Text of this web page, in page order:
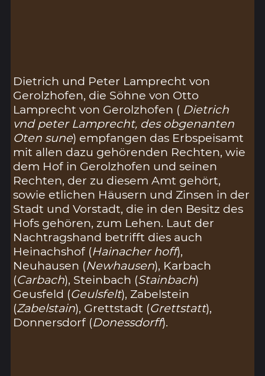
Dietrich und Peter Lamprecht von
Gerolzhofen, die Söhne von Otto
Lamprecht von Gerolzhofen ( Dietrich
vnd peter Lamprecht, des obgenanten
Oten sune) empfangen das Erbspeisamt
mit allen dazu gehörenden Rechten, wie
dem Hof in Gerolzhofen und seinen
Rechten, der zu diesem Amt gehört,
sowie etlichen Häusern und Zinsen in der
Stadt und Vorstadt, die in den Besitz des
Hofs gehören, zum Lehen. Laut der
Nachtragshand betrifft dies auch
Heinachshof (Hainacher hoff),
Neuhausen (Newhausen), Karbach
(Carbach), Steinbach (Stainbach)
Geusfeld (Geulsfelt), Zabelstein
(Zabelstain), Grettstadt (Grettstatt),
Donnersdorf (Donessdorff).